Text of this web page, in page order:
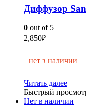
Диффузор
0 out of 5
2,850₽
нет в наличии
Читать далее
Быстрый
Нет в наличии